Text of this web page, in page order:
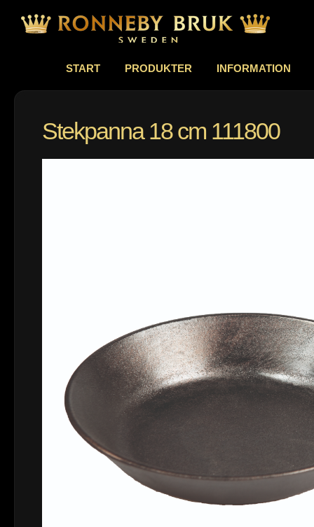
START PRODUKTER INFORMATION
Stekpanna 18 cm 111800